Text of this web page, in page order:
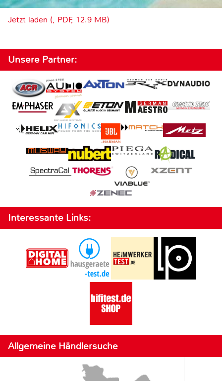
Jetzt laden (, PDF, 12.9 MB)
Unsere Partner:
Interessante Links:
Allgemeine Händlersuche